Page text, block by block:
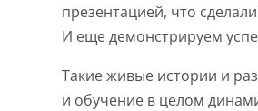
презентацией, что
И еще демонстрируем
Такие живые истории и
и обучение в целом